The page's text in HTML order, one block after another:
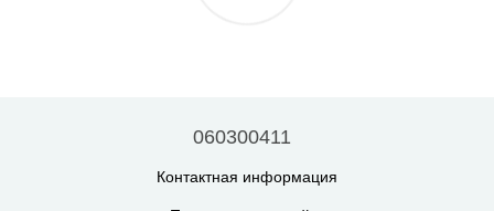
060300411
Контактная информация